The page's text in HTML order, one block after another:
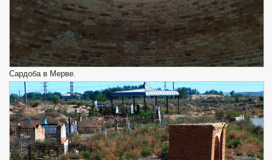
Сардоба в Мерве.